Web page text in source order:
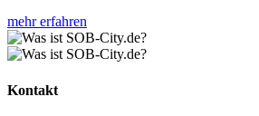
mehr erfahren
Kontakt